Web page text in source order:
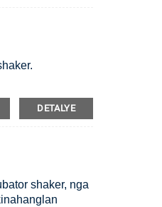
DETALYE
shaker, nga